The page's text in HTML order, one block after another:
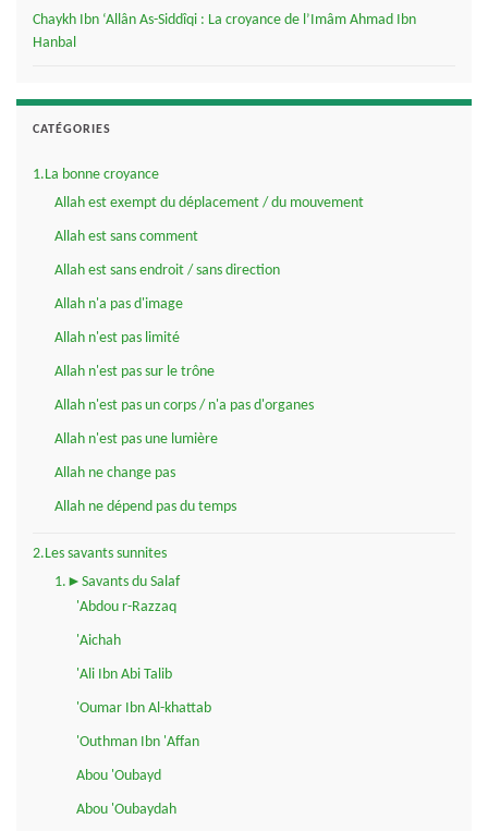
Chaykh Ibn ‘Allân As-Siddîqi : La croyance de l’Imâm Ahmad Ibn
Hanbal
CATÉGORIES
1.La bonne croyance
Allah est exempt du déplacement / du mouvement
Allah est sans comment
Allah est sans endroit / sans direction
Allah n'a pas d'image
Allah n'est pas limité
Allah n'est pas sur le trône
Allah n'est pas un corps / n'a pas d'organes
Allah n'est pas une lumière
Allah ne change pas
Allah ne dépend pas du temps
2.Les savants sunnites
1.►Savants du Salaf
'Abdou r-Razzaq
'Aichah
'Ali Ibn Abi Talib
'Oumar Ibn Al-khattab
'Outhman Ibn 'Affan
Abou 'Oubayd
Abou 'Oubaydah